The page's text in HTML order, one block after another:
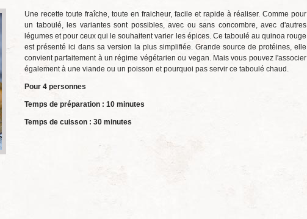
Une recette toute fraîche, toute en fraicheur, facile et rapide à réaliser. Comme pour
un taboulé, les variantes sont possibles, avec ou sans concombre, avec d'autres
légumes et pour ceux qui le souhaitent varier les épices. Ce taboulé au quinoa rouge
est présenté ici dans sa version la plus simplifiée. Grande source de protéines, elle
convient parfaitement à un régime végétarien ou vegan. Mais vous pouvez l'associer
également à une viande ou un poisson et pourquoi pas servir ce taboulé chaud.
Pour 4 personnes
Temps de préparation : 10 minutes
Temps de cuisson : 30 minutes